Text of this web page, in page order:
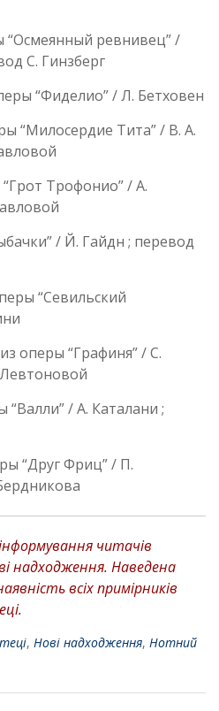
ревнивец” /
С. Гинзберг
“Фиделио” / Л. Бетховен
“Милосердие Тита” / В. А.
Трофонио” / А.
/ Й. Гайдн ; перевод
“Севильский
оперы “Графиня” / С.
/ А. Каталани ;
“Друг Фриц” / П.
читачів
надходження. Наведена
всіх примірників
, Нові надходження, Нотний